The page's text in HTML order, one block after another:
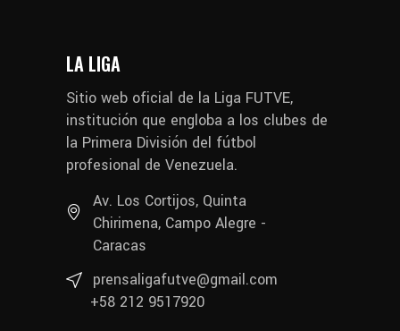
LA LIGA
Sitio web oficial de la Liga FUTVE,
institución que engloba a los clubes de
la Primera División del fútbol
profesional de Venezuela.
Av. Los Cortijos, Quinta
Chirimena, Campo Alegre -
Caracas
prensaligafutve@gmail.com
+58 212 9517920